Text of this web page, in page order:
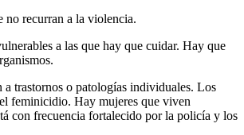
no recurran a la violencia.
a las que hay que cuidar. Hay que
a trastornos o patologías individuales. Los
feminicidio. Hay mujeres que viven
con frecuencia fortalecido por la policía y los